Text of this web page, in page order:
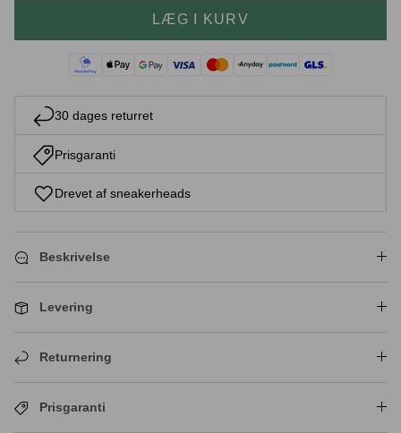
Sneaker rengøring
LÆG I KURV
30 dages returret
Prisgaranti
Drevet af sneakerheads
Beskrivelse
Levering
Returnering
Prisgaranti